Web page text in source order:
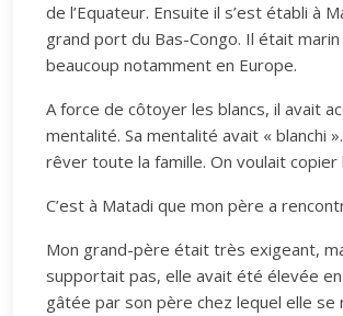
de l’Equateur. Ensuite il s’est établi à
grand port du Bas-Congo. Il était
beaucoup notamment en Europe.
A force de côtoyer les blancs, il avait
mentalité. Sa mentalité avait « blanchi
rêver toute la famille. On voulait copier
C’est à Matadi que mon père a
Mon grand-père était très exigeant,
supportait pas, elle avait été élevée
gâtée par son père chez lequel elle se